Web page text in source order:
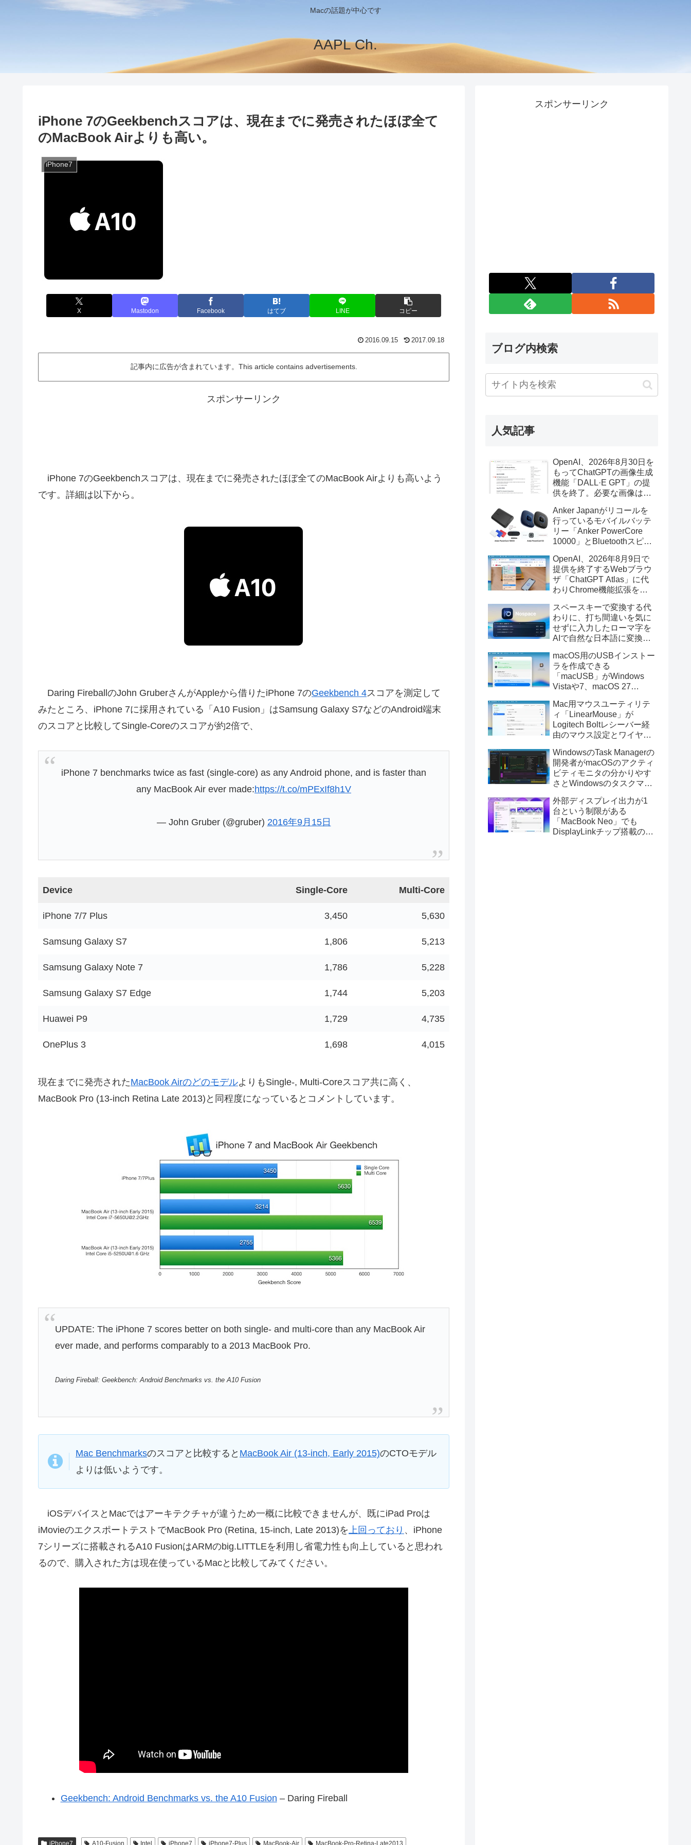
Macの話題が中心です
AAPL Ch.
iPhone 7のGeekbenchスコアは、現在までに発売されたほぼ全て
のMacBook Airよりも高い。
iPhone7
X Mastodon Facebook はてブ LINE コピー
2016.09.15 2017.09.18
記事内に広告が含まれています。This article contains advertisements.
スポンサーリンク
iPhone 7のGeekbenchスコアは、現在までに発売されたほぼ全てのMacBook Airよりも高いよう
です。詳細は以下から。
Daring FireballのJohn GruberさんがAppleから借りたiPhone 7のGeekbench 4スコアを測定して
みたところ、iPhone 7に採用されている「A10 Fusion」はSamsung Galaxy S7などのAndroid端末
のスコアと比較してSingle-Coreのスコアが約2倍で、
iPhone 7 benchmarks twice as fast (single-core) as any Android phone, and is faster than
any MacBook Air ever made:https://t.co/mPExIf8h1V
— John Gruber (@gruber) 2016年9月15日
Device Single-Core Multi-Core
iPhone 7/7 Plus 3,450 5,630
Samsung Galaxy S7 1,806 5,213
Samsung Galaxy Note 7 1,786 5,228
Samsung Galaxy S7 Edge 1,744 5,203
Huawei P9 1,729 4,735
OnePlus 3 1,698 4,015
現在までに発売されたMacBook AirのどのモデルよりもSingle-, Multi-Coreスコア共に高く、
MacBook Pro (13-inch Retina Late 2013)と同程度になっているとコメントしています。
UPDATE: The iPhone 7 scores better on both single- and multi-core than any MacBook Air
ever made, and performs comparably to a 2013 MacBook Pro.
Daring Fireball: Geekbench: Android Benchmarks vs. the A10 Fusion
Mac Benchmarksのスコアと比較すると MacBook Air (13-inch, Early 2015)のCTOモデル
よりは低いようです。
iOSデバイスとMacではアーキテクチャが違うため一概に比較できませんが、既にiPad Proは
iMovieのエクスポートテストでMacBook Pro (Retina, 15-inch, Late 2013)を 上回っており 、iPhone
7シリーズに搭載されるA10 FusionはARMのbig.LITTLEを利用し省電力性も向上していると思われ
るので、購入された方は現在使っているMacと比較してみてください。
Geekbench: Android Benchmarks vs. the A10 Fusion – Daring Fireball
iPhone7 A10-Fusion Intel iPhone7 iPhone7-Plus MacBook-Air MacBook-Pro-Retina-Late2013
スポンサーリンク
ブログ内検索
人気記事
OpenAI、2026年8月30日を
もってChatGPTの画像生成
機能「DALL·E GPT」の提
供を終了。必要な画像は期
Anker Japanがリコールを
行っているモバイルバッテ
リー「Anker PowerCore
10000」とBluetoothスピー
辺を焼損する火災が6月に3
件発生していたそうなので
注意を。
OpenAI、2026年8月9日で
提供を終了するWebブラウ
ザ「ChatGPT Atlas」に代
わりChrome機能拡張をア
画の質問やAsk ChatGPT機
能を追加。
スペースキーで変換する代
わりに、打ち間違いを気に
せずに入力したローマ字を
AIで自然な日本語に変換し
力アプリ「Nospace」がリ
リース。
macOS用のUSBインストー
ラを作成できる
「macUSB」がWindows
Vistaや7、macOS 27
トーラの作成に対応。
Mac用マウスユーティリテ
ィ「LinearMouse」が
Logitech Boltレシーバー経
由のマウス設定とワイヤレ
ックボールに対応。
WindowsのTask Managerの
開発者がmacOSのアクティ
ビティモニタの分かりやす
さとWindowsのタスクマネ
Mac用システムモニタアプ
リ「Task Manager TMOG」
のBeta版を公開。
外部ディスプレイ出力が1
台という制限がある
「MacBook Neo」でも
DisplayLinkチップ搭載の